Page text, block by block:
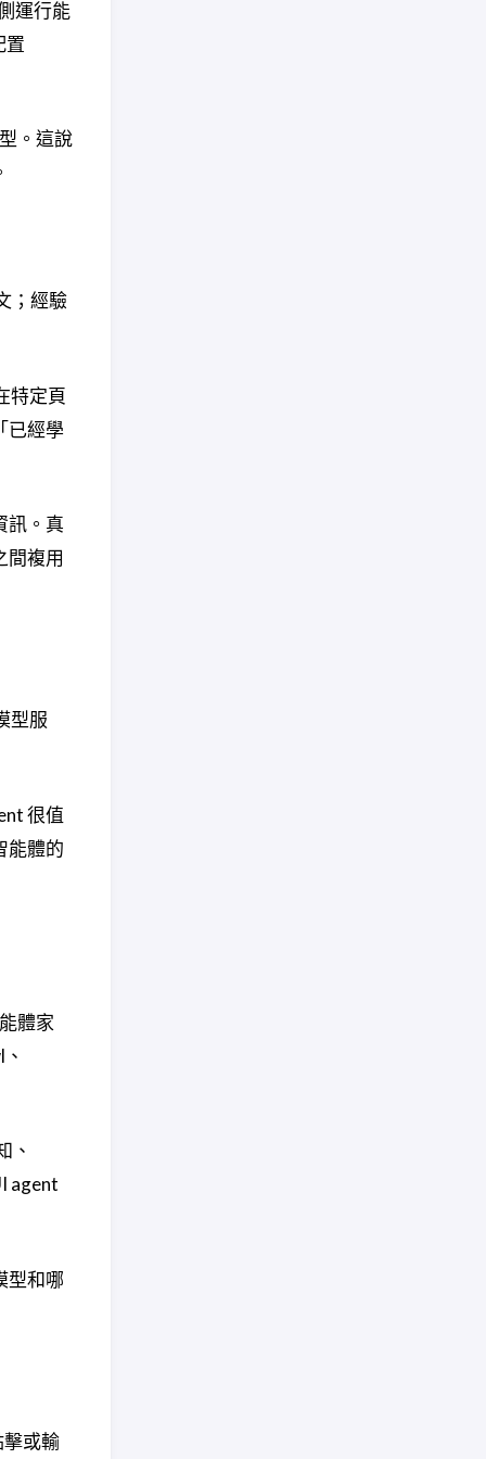
運行能
置
。這說
；經驗
特定頁
已經學
訊。真
間複用
型服
很值
能體的
體家
、
agent
型和哪
或輸